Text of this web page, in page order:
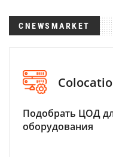
CNEWSMARKET
Подобрать ЦОД
оборудования